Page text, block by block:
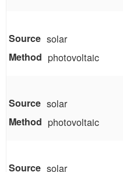
solar
photovoltaic
solar
photovoltaic
solar